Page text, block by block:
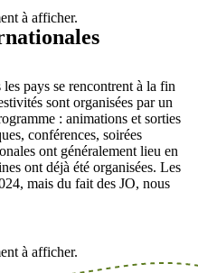
à afficher.
pays se rencontrent à la fin
sont organisées par un
: animations et sorties
conférences, soirées
ont généralement lieu en
ont déjà été organisées. Les
mais du fait des JO, nous
à afficher.